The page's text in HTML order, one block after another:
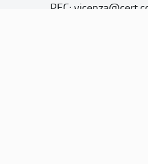
PEC: